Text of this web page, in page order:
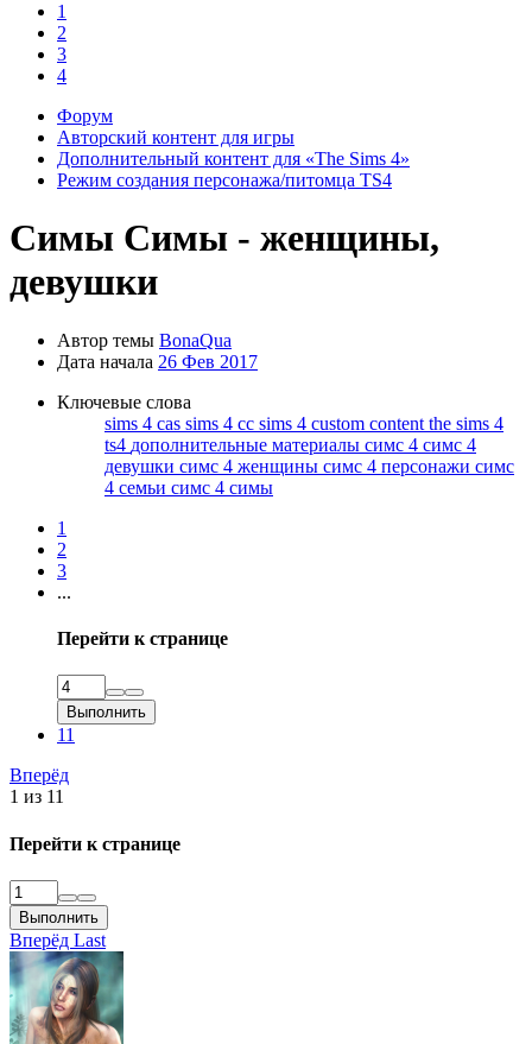
1
2
3
4
Форум
Авторский контент для игры
Дополнительный контент для «The Sims 4»
Режим создания персонажа/питомца TS4
Симы Симы - женщины,
девушки
Автор темы BonaQua
Дата начала 26 Фев 2017
Ключевые слова
sims 4 cas sims 4 cc sims 4 custom content the sims 4
ts4 дополнительные материалы симс 4 симс 4
девушки симс 4 женщины симс 4 персонажи симс
4 семьи симс 4 симы
1
2
3
...
Перейти к странице
Выполнить
11
Вперёд
1 из 11
Перейти к странице
Выполнить
Вперёд Last